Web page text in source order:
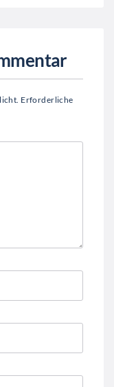
Erforderliche